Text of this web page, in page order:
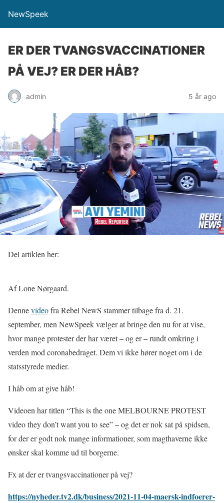
NewSpeek
ER DER TVANGSVACCINATIONER
PÅ VEJ? ER DER HÅB?
admin 5 år ago
Del artiklen her:
Af Lone Nørgaard.
Dennevideofra Rebel NewS stammer tilbage fra d. 21.
september, men NewSpeek vælger at bringe den nu for at vise,
hvor mange protester der har været – og er – rundt omkring i
verden mod coronabedraget. Dem vi ikke hører noget om i de
statsstyrede medier.
I håb om at give håb!
Videoen har titlen “This is the one MELBOURNE PROTEST
video they don’t want you to see” – og det er nok sat på spidsen,
for der er godt nok mange informationer, som magthaverne ikke
ønsker skal komme ud til borgerne.
Fx at der er tvangsvaccinationer på vej?
https://nyheder.tv2.dk/business/2021-11-04-maersk-indfoerer-